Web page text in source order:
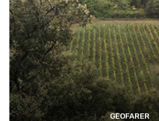
GEOFARER